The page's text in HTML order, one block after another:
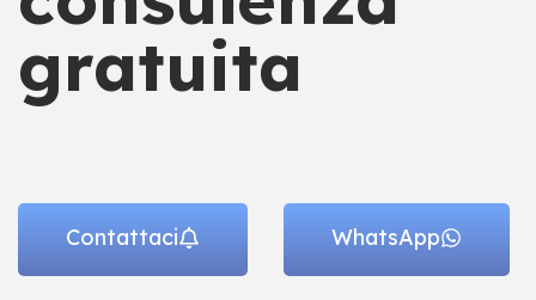
gratuita
Contattaci WhatsApp